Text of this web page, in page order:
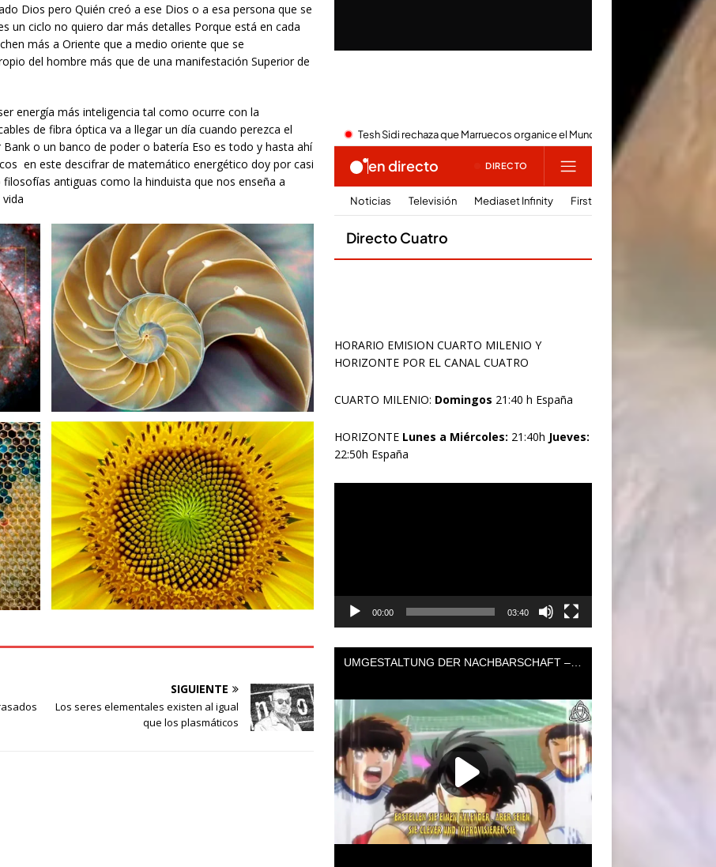
Dios pero Quién creó a ese Dios o a esa persona que se
un ciclo no quiero dar más detalles Porque está en cada
más a Oriente que a medio oriente que se
del hombre más que de una manifestación Superior de
energía más inteligencia tal como ocurre con la
de fibra óptica va a llegar un día cuando perezca el
o un banco de poder o batería Eso es todo y hasta ahí
en este descifrar de matemático energético doy por casi
antiguas como la hinduista que nos enseña a
SIGUIENTE
Los seres elementales existen al igual
que los plasmáticos
HORARIO EMISION CUARTO MILENIO Y
HORIZONTE POR EL CANAL CUATRO
CUARTO MILENIO: Domingos 21:40 h España
HORIZONTE Lunes a Miércoles: 21:40h Jueves:
22:50h España
00:00 03:40